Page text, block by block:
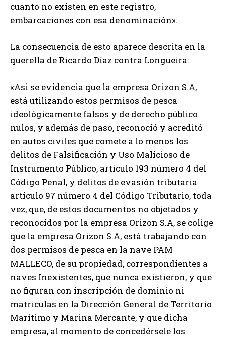
cuanto no existen en este registro,
embarcaciones con esa denominación».
La consecuencia de esto aparece descrita en la
querella de Ricardo Díaz contra Longueira:
«Asi se evidencia que la empresa Orizon S.A,
está utilizando estos permisos de pesca
ideológicamente falsos y de derecho público
nulos, y además de paso, reconoció y acreditó
en autos civiles que comete a lo menos los
delitos de Falsificación y Uso Malicioso de
Instrumento Público, articulo 193 número 4 del
Código Penal, y delitos de evasión tributaria
articulo 97 número 4 del Código Tributario, toda
vez, que, de estos documentos no objetados y
reconocidos por la empresa Orizon S.A, se colige
que la empresa Orizon S.A, está trabajando con
dos permisos de pesca en la nave PAM
MALLECO, de su propiedad, correspondientes a
naves Inexistentes, que nunca existieron, y que
no figuran con inscripción de dominio ni
matriculas en la Dirección General de Territorio
Marítimo y Marina Mercante, y que dicha
empresa, al momento de concedérsele los